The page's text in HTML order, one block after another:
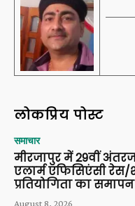
लोकप्रिय पोस्ट
समाचार
मीरजापुर में 29वीं
एलार्म एफिसिएंसी रेस/
प्रतियोगिता का समापन
August 8, 2026